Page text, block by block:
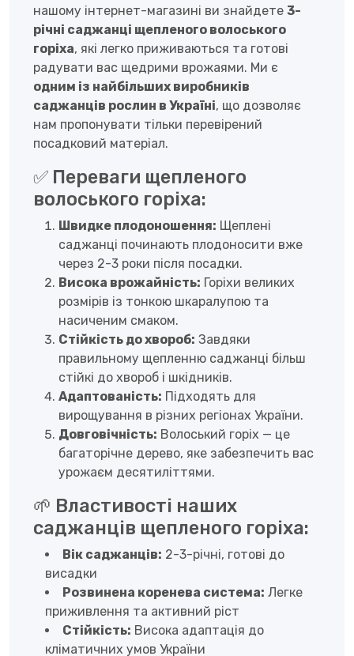
нашому інтернет-магазині ви знайдете 3-
річні саджанці щепленого волоського
горіха, які легко приживаються та готові
радувати вас щедрими врожаями. Ми є
одним із найбільших виробників
саджанців рослин в Україні, що дозволяє
нам пропонувати тільки перевірений
посадковий матеріал.
✅ Переваги щепленого
волоського горіха:
Швидке плодоношення: Щеплені
саджанці починають плодоносити вже
через 2-3 роки після посадки.
Висока врожайність: Горіхи великих
розмірів із тонкою шкаралупою та
насиченим смаком.
Стійкість до хвороб: Завдяки
правильному щепленню саджанці більш
стійкі до хвороб і шкідників.
Адаптованість: Підходять для
вирощування в різних регіонах України.
Довговічність: Волоський горіх — це
багаторічне дерево, яке забезпечить вас
урожаєм десятиліттями.
🌱 Властивості наших
саджанців щепленого горіха:
Вік саджанців: 2-3-річні, готові до
висадки
Розвинена коренева система: Легке
приживлення та активний ріст
Стійкість: Висока адаптація до
кліматичних умов України